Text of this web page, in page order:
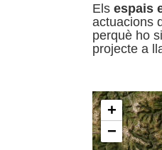
Els espais
actuacions
perquè ho
projecte a
+
−